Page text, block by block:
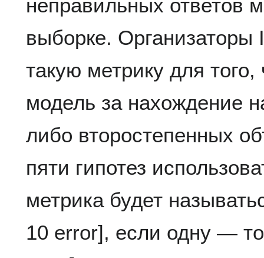
неправильных ответов
выборке. Организаторы
такую метрику для
модель за нахождение
либо второстепенных
пяти гипотез
метрика будет
10 error], если одну —